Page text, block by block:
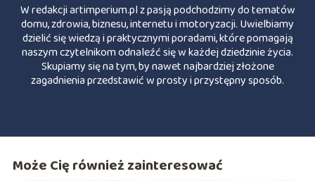
W redakcji artimperium.pl z pasją podchodzimy do tematów
domu, zdrowia, biznesu, internetu i motoryzacji. Uwielbiamy
dzielić się wiedzą i praktycznymi poradami, które pomagają
naszym czytelnikom odnaleźć się w każdej dziedzinie życia.
Skupiamy się na tym, by nawet najbardziej złożone
zagadnienia przedstawić w prosty i przystępny sposób.
Może Cię również zainteresować